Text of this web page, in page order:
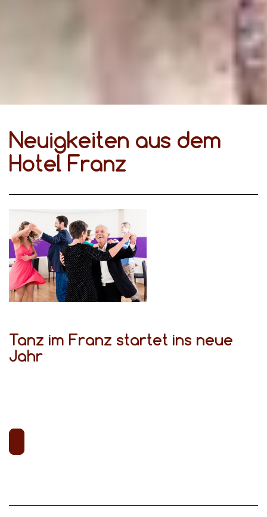
Neuigkeiten aus dem
Hotel Franz
Tanz im Franz startet ins neue
Jahr